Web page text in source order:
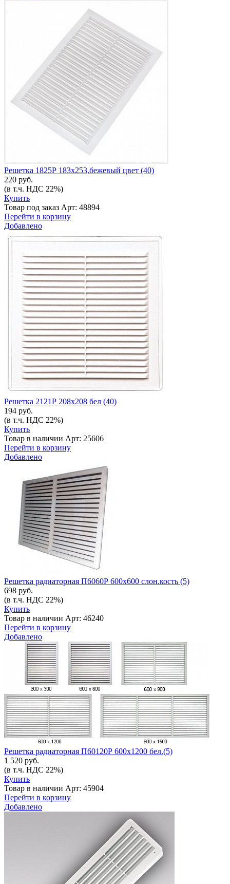
Решетка 1825Р 183х253,бежевый цвет (40)
220 руб.
(в т.ч. НДС 22%)
Купить
Товар под заказ Арт: 48894
Перейти в корзину
Добавлено
Решетка 2121Р 208х208 бел (40)
194 руб.
(в т.ч. НДС 22%)
Купить
Товар в наличии Арт: 25606
Перейти в корзину
Добавлено
Решетка радиаторная П6060Р 600х600 слон.кость (5)
698 руб.
(в т.ч. НДС 22%)
Купить
Товар в наличии Арт: 46240
Перейти в корзину
Добавлено
Решетка радиаторная П60120Р 600х1200 бел.(5)
1 520 руб.
(в т.ч. НДС 22%)
Купить
Товар в наличии Арт: 45904
Перейти в корзину
Добавлено